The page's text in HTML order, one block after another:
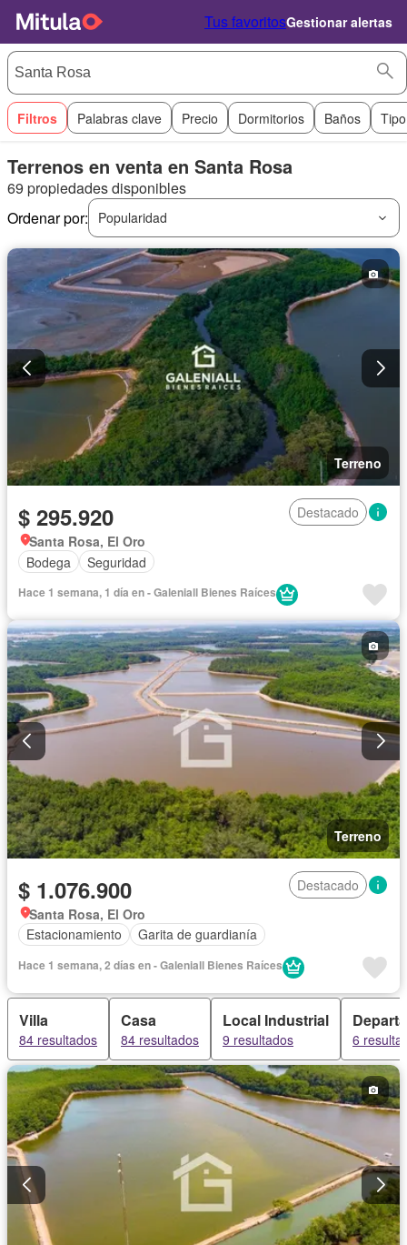
Tus favoritosGestionar alertas
Filtros Palabras clave Precio Dormitorios Baños
Terrenos en venta en Santa Rosa
69 propiedades disponibles
Ordenar por:
Popularidad
Terreno
$ 295.920
Destacado
Santa Rosa, El Oro
Bodega
Seguridad
Hace 1 semana, 1 día en - Galeniall Bienes Raíces
Terreno
$ 1.076.900
Destacado
Santa Rosa, El Oro
Estacionamiento
Garita de guardianía
Hace 1 semana, 2 días en - Galeniall Bienes Raíces
Villa
84 resultados
Casa
84 resultados
Local Industrial
9 resultados 6